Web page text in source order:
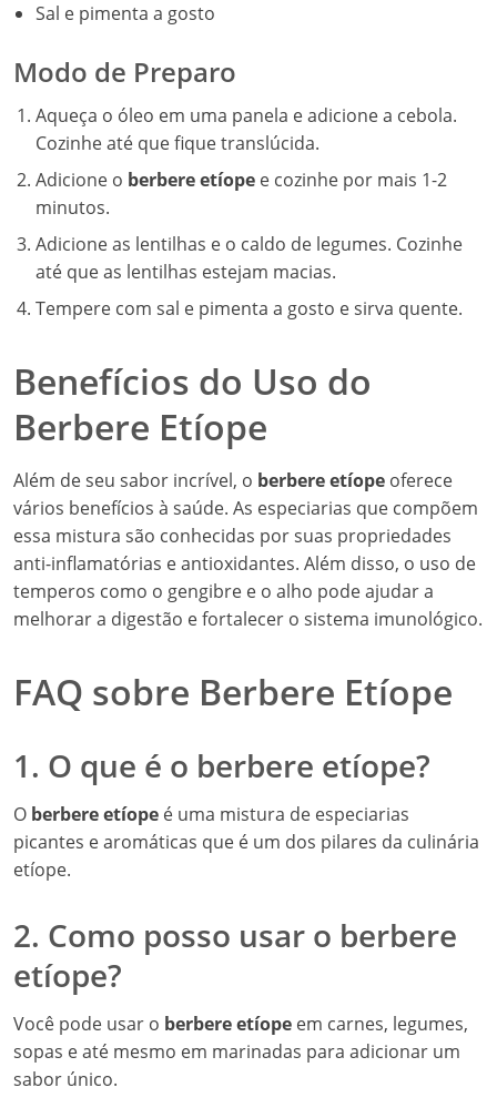
Sal e pimenta a gosto
Modo de Preparo
Aqueça o óleo em uma panela e adicione a cebola.
Cozinhe até que fique translúcida.
Adicione o berbere etíope e cozinhe por mais 1-2
minutos.
Adicione as lentilhas e o caldo de legumes. Cozinhe
até que as lentilhas estejam macias.
Tempere com sal e pimenta a gosto e sirva quente.
Benefícios do Uso do
Berbere Etíope
Além de seu sabor incrível, o berbere etíope oferece
vários benefícios à saúde. As especiarias que compõem
essa mistura são conhecidas por suas propriedades
anti-inflamatórias e antioxidantes. Além disso, o uso de
temperos como o gengibre e o alho pode ajudar a
melhorar a digestão e fortalecer o sistema imunológico.
FAQ sobre Berbere Etíope
1. O que é o berbere etíope?
O berbere etíope é uma mistura de especiarias
picantes e aromáticas que é um dos pilares da culinária
etíope.
2. Como posso usar o berbere
etíope?
Você pode usar o berbere etíope em carnes, legumes,
sopas e até mesmo em marinadas para adicionar um
sabor único.